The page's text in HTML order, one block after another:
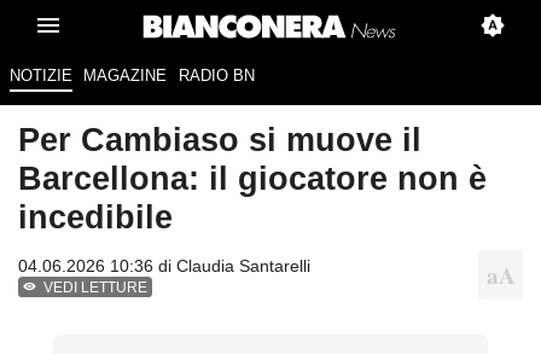
NOTIZIE MAGAZINE RADIO BN
Per Cambiaso si muove il
Barcellona: il giocatore non è
incedibile
04.06.2026 10:36 di Claudia Santarelli
VEDI LETTURE